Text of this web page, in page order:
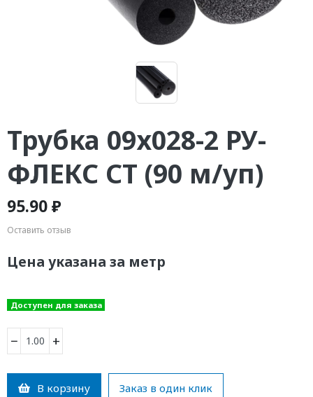
Трубка 09х028-2 РУ-
ФЛЕКС СТ (90 м/уп)
95.90 ₽
Оставить отзыв
Цена указана за метр
Доступен для заказа
− +
В корзину Заказ в один клик